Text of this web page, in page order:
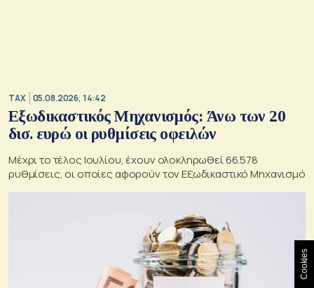
TAX 05.08.2026, 14:42
Εξωδικαστικός Μηχανισμός: Άνω των 20
δισ. ευρώ οι ρυθμίσεις οφειλών
Μέχρι το τέλος Ιουλίου, έχουν ολοκληρωθεί 66.578
ρυθμίσεις, οι οποίες αφορούν τον Εξωδικαστικό Μηχανισμό
Cookies